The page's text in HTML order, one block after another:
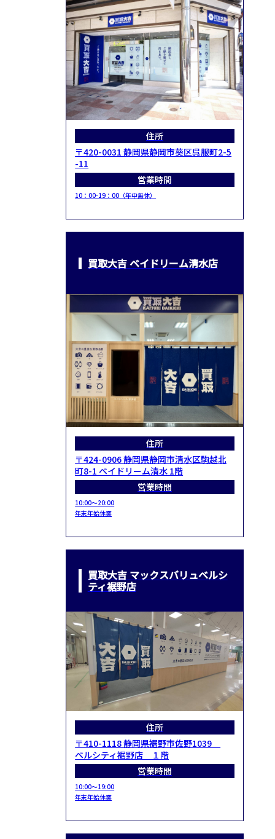
住所
〒420-0031 静岡県静岡市葵区呉服町2-5
-11
営業時間
10：00-19：00（年中無休）
買取大吉 ベイドリーム清水店
住所
〒424-0906 静岡県静岡市清水区駒越北
町8-1 ベイドリーム清水 1階
営業時間
10:00～20:00
年末年始休業
買取大吉 マックスバリュベルシ
ティ裾野店
住所
〒410-1118 静岡県裾野市佐野1039
ベルシティ裾野店 １階
営業時間
10:00～19:00
年末年始休業